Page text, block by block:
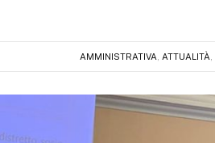
AMMINISTRATIVA ATTUALITÀ